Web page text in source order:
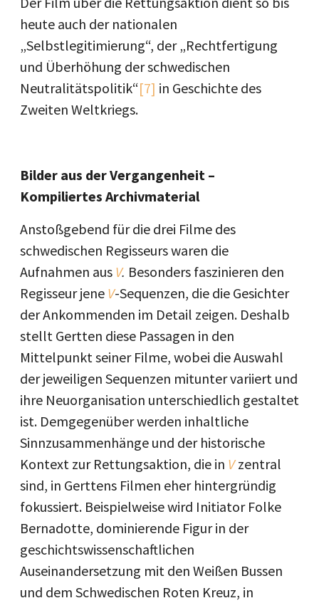
heute auch der nationalen
„Selbstlegitimierung“, der „Rechtfertigung
und Überhöhung der schwedischen
Neutralitätspolitik“[7] in Geschichte des
Zweiten Weltkriegs.
Bilder aus der Vergangenheit –
Kompiliertes Archivmaterial
Anstoßgebend für die drei Filme des
schwedischen Regisseurs waren die
Aufnahmen aus V. Besonders faszinieren den
Regisseur jene V-Sequenzen, die die Gesichter
der Ankommenden im Detail zeigen. Deshalb
stellt Gertten diese Passagen in den
Mittelpunkt seiner Filme, wobei die Auswahl
der jeweiligen Sequenzen mitunter variiert und
ihre Neuorganisation unterschiedlich gestaltet
ist. Demgegenüber werden inhaltliche
Sinnzusammenhänge und der historische
Kontext zur Rettungsaktion, die in V zentral
sind, in Gerttens Filmen eher hintergründig
fokussiert. Beispielweise wird Initiator Folke
Bernadotte, dominierende Figur in der
geschichtswissenschaftlichen
Auseinandersetzung mit den Weißen Bussen
und dem Schwedischen Roten Kreuz, in